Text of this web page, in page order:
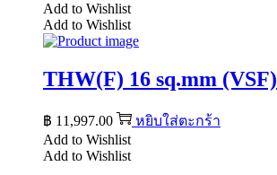
Add to Wishlist
Add to Wishlist
THW(F) 16 sq.mm (VSF)
฿ 11,997.00
หยิบใส่ตะกร้า
Add to Wishlist
Add to Wishlist